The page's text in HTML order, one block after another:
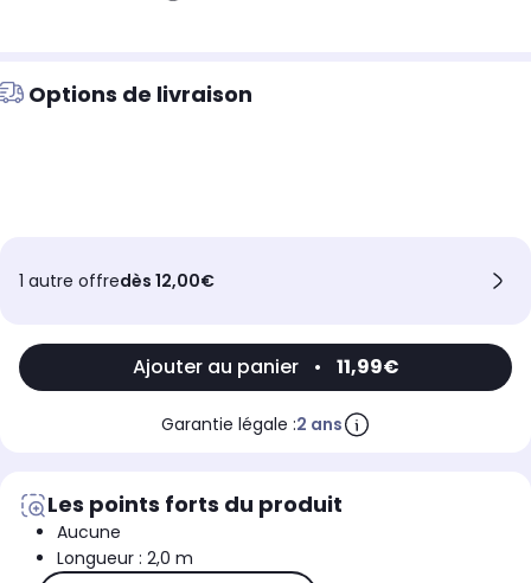
Options de livraison
1 autre offredès 12,00€
Ajouter au panier • 11,99€
Garantie légale :2 ans
Les points forts du produit
Aucune
Longueur : 2,0 m